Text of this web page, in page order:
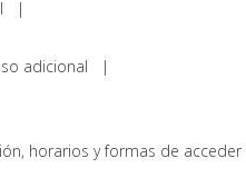
|
adicional |
horarios y formas de